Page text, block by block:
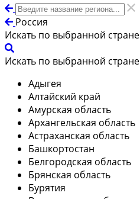
Россия
Искать по выбранной стране
Искать по выбранной стране
Адыгея
Алтайский край
Амурская область
Архангельская область
Астраханская область
Башкортостан
Белгородская область
Брянская область
Бурятия